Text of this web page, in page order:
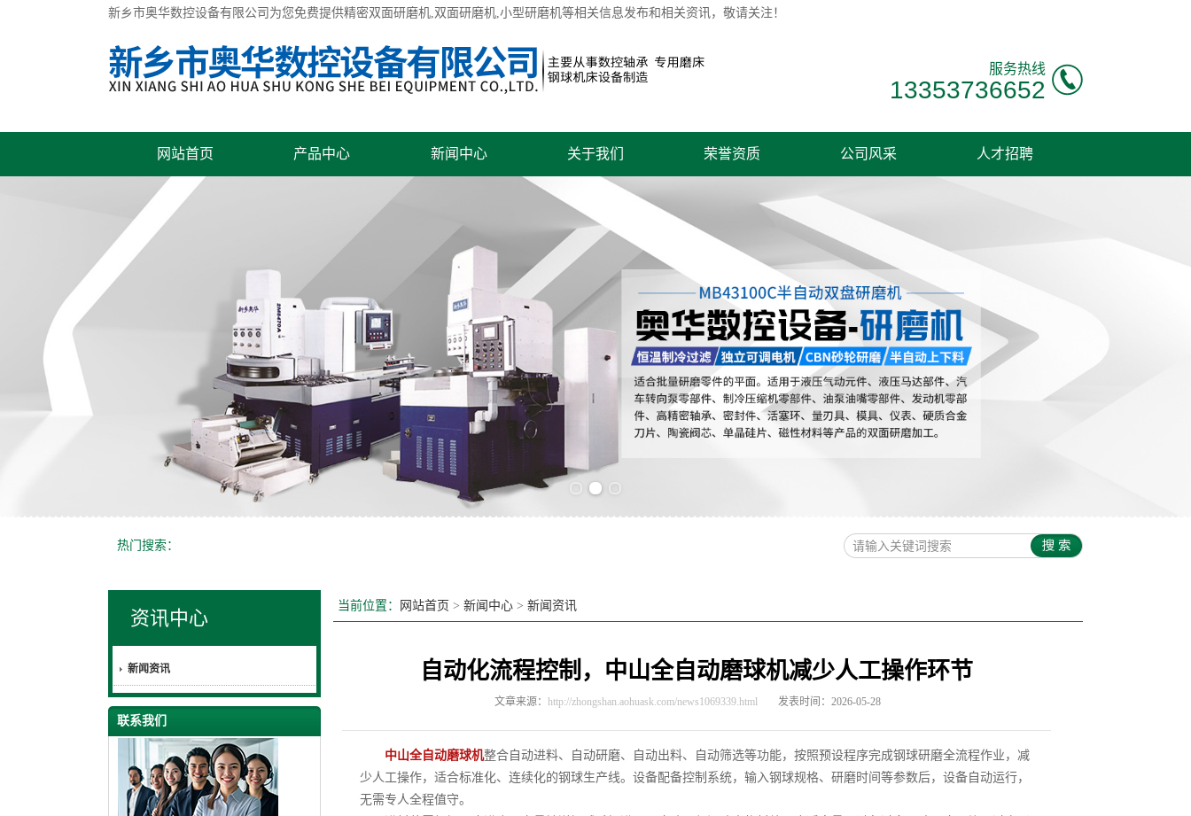
新乡市奥华数控设备有限公司为您免费提供精密双面研磨机,双面研磨机,小型研磨机等相关信息发布和相关资讯，敬请关注！
服务热线
13353736652
网站首页 产品中心 新闻中心 关于我们 荣誉资质 公司风采 人才招聘
联系我们
热门搜索：
资讯中心
新闻资讯
联系我们
当前位置： 网站首页 > 新闻中心 > 新闻资讯
自动化流程控制，中山全自动磨球机减少人工操作环节
文章来源： http://zhongshan.aohuask.com/news1069339.html 发表时间：2026-05-28
中山全自动磨球机整合自动进料、自动研磨、自动出料、自动筛选等功能，按照预设程序完成钢球研磨全流程作业，减
少人工操作，适合标准化、连续化的钢球生产线。设备配备控制系统，输入钢球规格、研磨时间等参数后，设备自动运行，
无需专人全程值守。